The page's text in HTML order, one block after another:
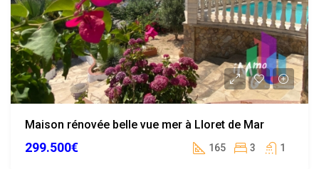
Maison rénovée belle vue mer à Lloret de Mar
299.500€ 165 3 1